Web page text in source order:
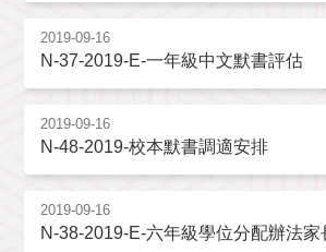
2019-09-16
N-37-2019-E-一年級中文默書評估
2019-09-16
N-48-2019-校本默書調適安排
2019-09-16
N-38-2019-E-六年級學位分配辦法家